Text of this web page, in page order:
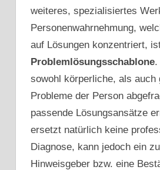
weiteres, spezialisiertes
Personenwahrnehmung,
auf Lösungen konzentriert,
Problemlösungsschablone.
sowohl körperliche, als auch
Probleme der Person
passende Lösungsansätze
ersetzt natürlich keine
Diagnose, kann jedoch ein
Hinweisgeber bzw. eine